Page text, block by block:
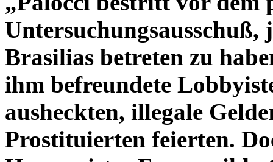
Untersuchungsausschuß,
Brasilias betreten zu
ihm befreundete
ausheckten, illegale
Prostituierten feierten.